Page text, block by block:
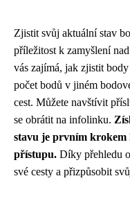
Zjistit svůj aktuální stav
příležitost k zamyšlení
vás zajímá, jak zjistit
počet bodů v jiném
cest. Můžete navštívit
se obrátit na infolinku.
stavu je prvním krokem
přístupu. Díky přehledu
své cesty a přizpůsobit